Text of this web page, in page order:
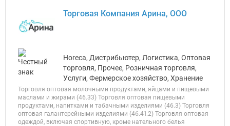
Торговая Компания Арина, ООО
Horeca, Дистрибьютер, Логистика, Оптовая
торговля, Прочее, Розничная торговля,
Услуги, Фермерское хозяйство, Хранение
Торговля оптовая молочными продуктами, яйцами и пищевыми
маслами и жирами (46.33) Торговля оптовая пищевыми
продуктами, напитками и табачными изделиями (46.3) Торговля
оптовая галантерейными изделиями (46.41.2) Торговля оптовая
одеждой, включая спортивную, кроме нательного белья